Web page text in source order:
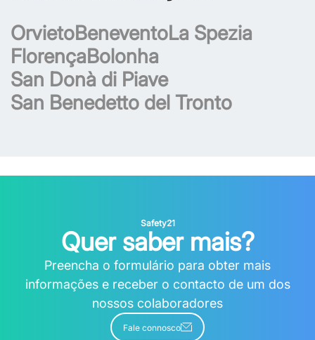
OrvietoBeneventoLa Spezia
FlorençaBolonha
San Donà di Piave
San Benedetto del Tronto
Safety21
Quer saber mais?
Preencha o formulário para obter mais
informações e receber o contacto de um dos
nossos colaboradores
Fale connosco